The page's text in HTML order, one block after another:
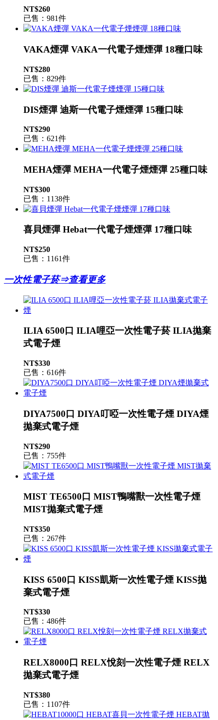
NT$260
已售：981件
VAKA煙彈 VAKA一代電子煙煙彈 18種口味
NT$280
已售：829件
DIS煙彈 迪斯一代電子煙煙彈 15種口味
NT$290
已售：621件
MEHA煙彈 MEHA一代電子煙煙彈 25種口味
NT$300
已售：1138件
喜貝煙彈 Hebat一代電子煙煙彈 17種口味
NT$250
已售：1161件
一次性電子菸⇒查看更多
ILIA 6500口 ILIA哩亞一次性電子菸 ILIA拋棄
式電子煙
NT$330
已售：616件
DIYA7500口 DIYA叮啞一次性電子煙 DIYA煙
拋棄式電子煙
NT$290
已售：755件
MIST TE6500口 MIST鴨嘴獸一次性電子煙
MIST拋棄式電子煙
NT$350
已售：267件
KISS 6500口 KISS凱斯一次性電子煙 KISS拋
棄式電子煙
NT$330
已售：486件
RELX8000口 RELX悅刻一次性電子煙 RELX
拋棄式電子煙
NT$380
已售：1107件